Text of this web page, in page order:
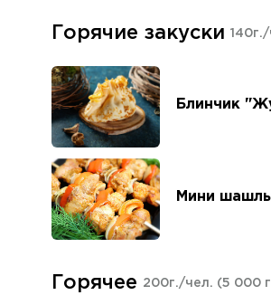
Горячие закуски
Блинчик
Мини
Горячее 200г./чел. (5 000